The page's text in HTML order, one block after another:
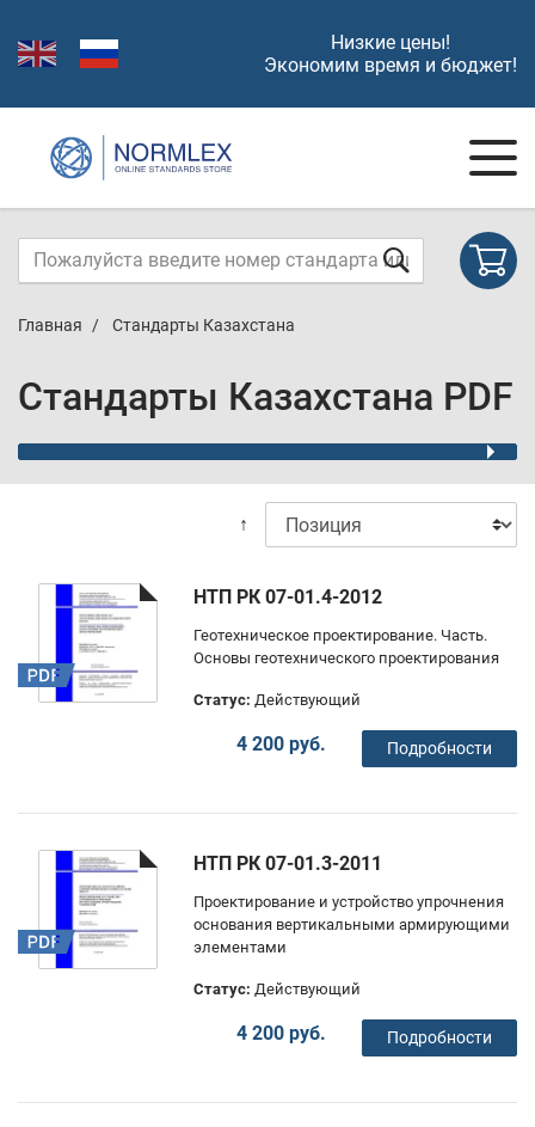
Низкие цены!
Экономим время и бюджет!
Главная Стандарты Казахстана
Стандарты Казахстана PDF
↑
НТП РК 07-01.4-2012
Геотехническое проектирование. Часть.
Основы геотехнического проектирования
Статус: Действующий
4 200 руб. Подробности
НТП РК 07-01.3-2011
Проектирование и устройство упрочнения
основания вертикальными армирующими
элементами
Статус: Действующий
4 200 руб. Подробности